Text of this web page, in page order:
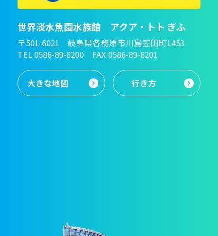
世界淡水魚園水族館 アクア・トト ぎふ
〒501-6021 岐阜県各務原市川島笠田町1453
TEL 0586-89-8200 FAX 0586-89-8201
大きな地図 行き方